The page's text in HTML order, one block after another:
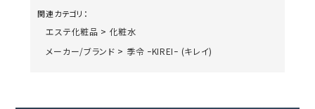
関連カテゴリ：
エステ化粧品 > 化粧水
メーカー/ブランド > 季令 ｰKIREIｰ (キレイ)